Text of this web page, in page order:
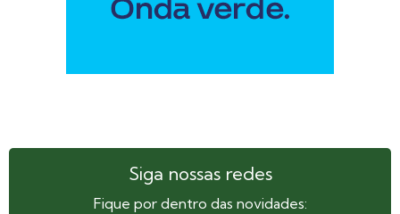
Siga nossas redes
Fique por dentro das novidades: